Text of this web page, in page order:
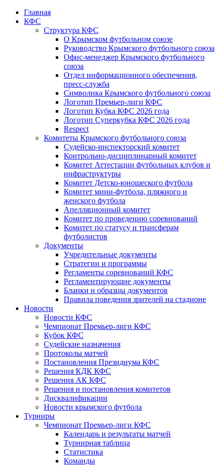
Главная
КФС
Структура КФС
О Крымском футбольном союзе
Руководство Крымского футбольного союза
Офис-менеджер Крымского футбольного
союза
Отдел информационного обеспечения,
пресс-служба
Символика Крымского футбольного союза
Логотип Премьер-лиги КФС
Логотип Кубка КФС 2026 года
Логотип Суперкубка КФС 2026 года
Respect
Комитеты Крымского футбольного союза
Судейско-инспекторский комитет
Контрольно-дисциплинарный комитет
Комитет Аттестации футбольных клубов и
инфраструктуры
Комитет Детско-юношеского футбола
Комитет мини-футбола, пляжного и
женского футбола
Апелляционный комитет
Комитет по проведению соревнований
Комитет по статусу и трансферам
футболистов
Документы
Учредительные документы
Стратегии и программы
Регламенты соревнований КФС
Регламентирующие документы
Бланки и образцы документов
Правила поведения зрителей на стадионе
Новости
Новости КФС
Чемпионат Премьер-лиги КФС
Кубок КФС
Судейские назначения
Протоколы матчей
Постановления Президиума КФС
Решения КДК КФС
Решения АК КФС
Решения и постановления комитетов
Дисквалификации
Новости крымского футбола
Турниры
Чемпионат Премьер-лиги КФС
Календарь и результаты матчей
Турнирная таблица
Статистика
Команды